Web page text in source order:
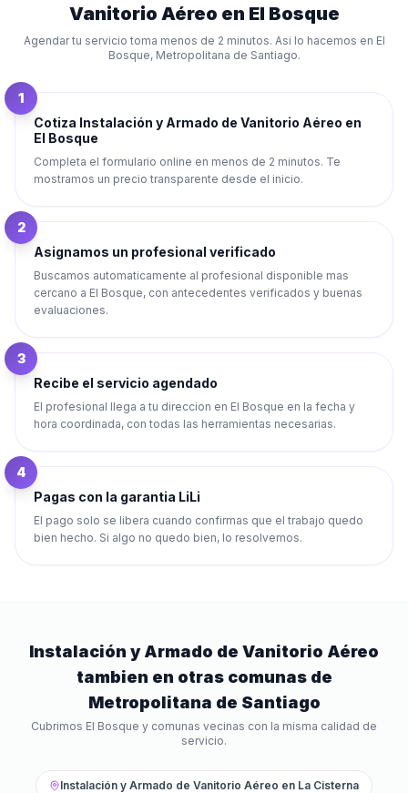
Vanitorio Aéreo en El Bosque
Agendar tu servicio toma menos de 2 minutos. Asi lo hacemos en El
Bosque, Metropolitana de Santiago.
1
Cotiza Instalación y Armado de Vanitorio Aéreo en
El Bosque
Completa el formulario online en menos de 2 minutos. Te
mostramos un precio transparente desde el inicio.
2
Asignamos un profesional verificado
Buscamos automaticamente al profesional disponible mas
cercano a El Bosque, con antecedentes verificados y buenas
evaluaciones.
3
Recibe el servicio agendado
El profesional llega a tu direccion en El Bosque en la fecha y
hora coordinada, con todas las herramientas necesarias.
4
Pagas con la garantia LiLi
El pago solo se libera cuando confirmas que el trabajo quedo
bien hecho. Si algo no quedo bien, lo resolvemos.
Instalación y Armado de Vanitorio Aéreo
tambien en otras comunas de
Metropolitana de Santiago
Cubrimos El Bosque y comunas vecinas con la misma calidad de
servicio.
Instalación y Armado de Vanitorio Aéreo en La Cisterna